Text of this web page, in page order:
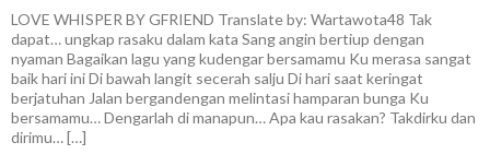
LOVE WHISPER BY GFRIEND Translate by: Wartawota48 Tak
dapat… ungkap rasaku dalam kata Sang angin bertiup dengan
nyaman Bagaikan lagu yang kudengar bersamamu Ku merasa sangat
baik hari ini Di bawah langit secerah salju Di hari saat keringat
berjatuhan Jalan bergandengan melintasi hamparan bunga Ku
bersamamu… Dengarlah di manapun… Apa kau rasakan? Takdirku dan
dirimu… […]